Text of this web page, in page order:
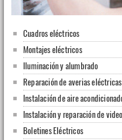
Cuadros eléctricos
Montajes eléctricos
Iluminación y alumbrado
Reparación de averias eléctricas
Instalación de aire
Instalación y reparación de
Boletines Eléctricos